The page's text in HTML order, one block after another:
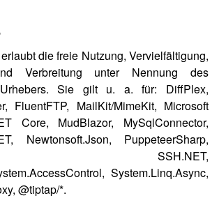
die freie Nutzung, Vervielfältigung,
Verbreitung unter Nennung des
Urhebers. Sie gilt u. a. für: DiffPlex,
FluentFTP, MailKit/MimeKit, Microsoft
Core, MudBlazor, MySqlConnector,
Newtonsoft.Json, PuppeteerSharp,
SSH.NET,
System.Linq.Async,
@tiptap/*.